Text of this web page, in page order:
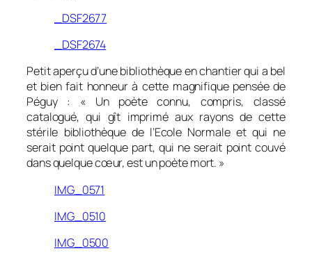
_DSF2677
_DSF2674
Petit aperçu d’une bibliothèque en chantier qui a bel
et bien fait honneur à cette magnifique pensée de
Péguy : « Un poète connu, compris, classé
catalogué, qui gît imprimé aux rayons de cette
stérile bibliothèque de l’Ecole Normale et qui ne
serait point quelque part, qui ne serait point couvé
dans quelque cœur, est un poète mort. »
IMG_0571
IMG_0510
IMG_0500